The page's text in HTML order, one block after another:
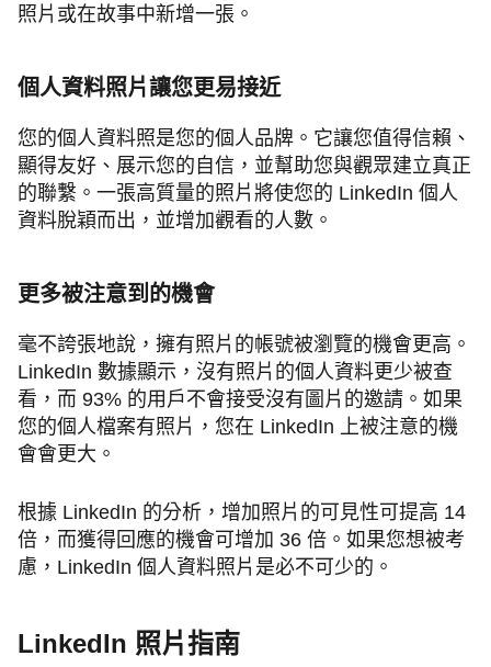
照片或在故事中新增一張。
個人資料照片讓您更易接近
您的個人資料照是您的個人品牌。它讓您值得信賴、
顯得友好、展示您的自信，並幫助您與觀眾建立真正
的聯繫。一張高質量的照片將使您的 LinkedIn 個人
資料脫穎而出，並增加觀看的人數。
更多被注意到的機會
毫不誇張地說，擁有照片的帳號被瀏覽的機會更高。
LinkedIn 數據顯示，沒有照片的個人資料更少被查
看，而 93% 的用戶不會接受沒有圖片的邀請。如果
您的個人檔案有照片，您在 LinkedIn 上被注意的機
會會更大。
根據 LinkedIn 的分析，增加照片的可見性可提高 14
倍，而獲得回應的機會可增加 36 倍。如果您想被考
慮，LinkedIn 個人資料照片是必不可少的。
LinkedIn 照片指南